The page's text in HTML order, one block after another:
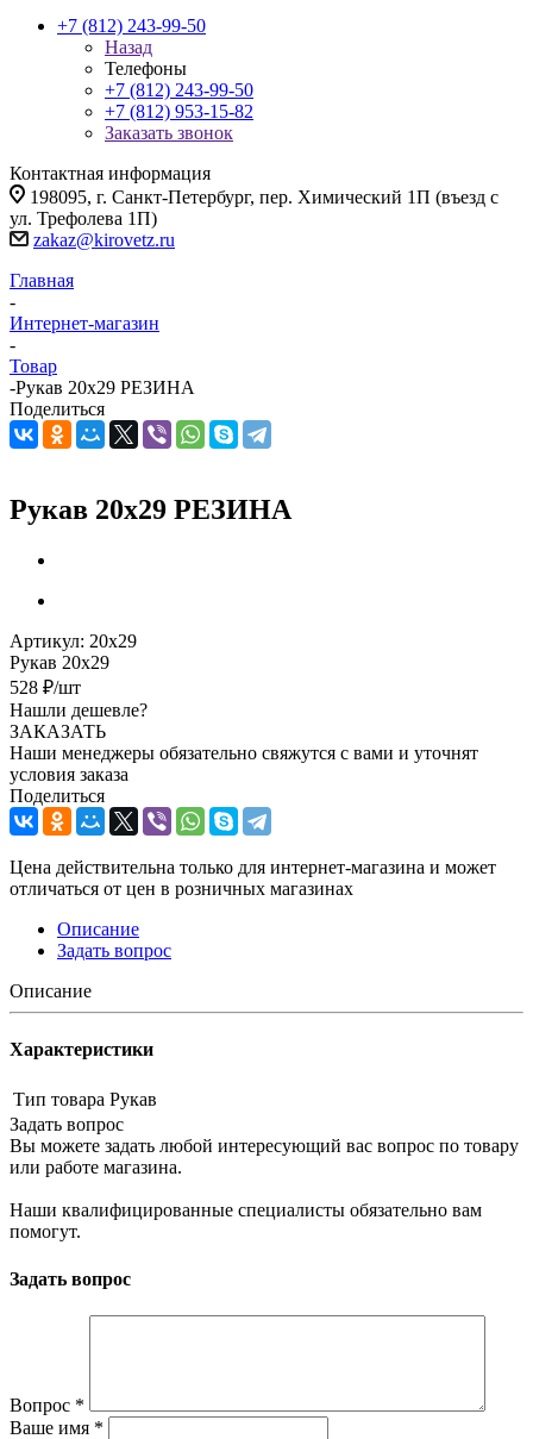
+7 (812) 243-99-50
Назад
Телефоны
+7 (812) 243-99-50
+7 (812) 953-15-82
Заказать звонок
Контактная информация
198095, г. Санкт-Петербург, пер. Химический 1П (въезд с
ул. Трефолева 1П)
zakaz@kirovetz.ru
Главная
-
Интернет-магазин
-
Товар
-Рукав 20х29 РЕЗИНА
Поделиться
Рукав 20х29 РЕЗИНА
Артикул: 20х29
Рукав 20х29
528 ₽/шт
Нашли дешевле?
ЗАКАЗАТЬ
Наши менеджеры обязательно свяжутся с вами и уточнят
условия заказа
Поделиться
Цена действительна только для интернет-магазина и может
отличаться от цен в розничных магазинах
Описание
Задать вопрос
Описание
Характеристики
Тип товара Рукав
Задать вопрос
Вы можете задать любой интересующий вас вопрос по товару
или работе магазина.
Наши квалифицированные специалисты обязательно вам
помогут.
Задать вопрос
Вопрос *
Ваше имя *